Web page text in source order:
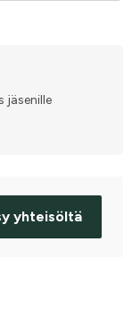
jäsenille
yhteisöltä